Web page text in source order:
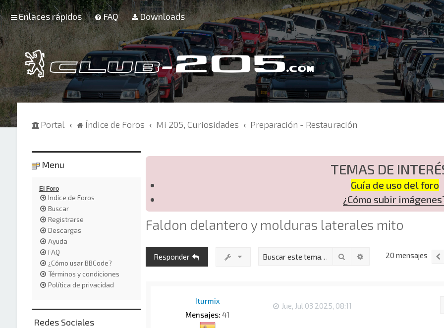
Enlaces rápidos FAQ Downloads
Portal Índice de Foros Mi 205, Curiosidades Preparación - Restauración
TEMAS DE
Guía de uso del foro
¿Cómo subir
Faldon delantero y molduras laterales mito
Responder Buscar Búsqueda avanzada
20 mensajes
Iturmix
Mensajes: 41
Jue, Jul 03 2025, 08:11
Menu
El Foro
Indice de Foros
Buscar
Registrarse
Descargas
Ayuda
FAQ
¿Cómo usar BBCode?
Términos y condiciones
Política de privacidad
Redes Sociales